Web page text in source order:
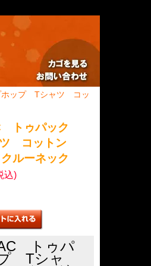
ップ Tシャツ コッ
トゥパック
ツ コットン
ルーネック
込)
トゥパ
Tシャ